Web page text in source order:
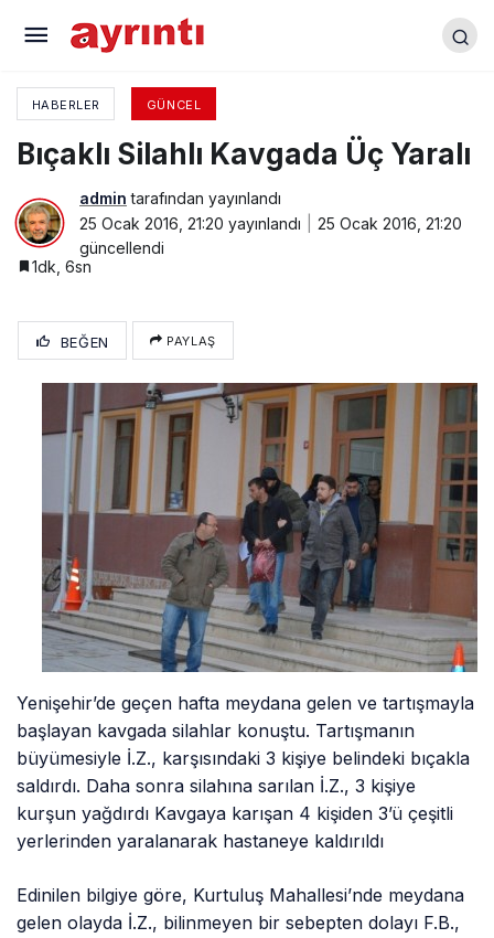
HABERLER GÜNCEL
Bıçaklı Silahlı Kavgada Üç Yaralı
admin tarafından yayınlandı
25 Ocak 2016, 21:20 yayınlandı
25 Ocak 2016, 21:20
güncellendi
1dk, 6sn
BEĞEN PAYLAŞ
Yenişehir’de geçen hafta meydana gelen ve tartışmayla
başlayan kavgada silahlar konuştu. Tartışmanın
büyümesiyle İ.Z., karşısındaki 3 kişiye belindeki bıçakla
saldırdı. Daha sonra silahına sarılan İ.Z., 3 kişiye
kurşun yağdırdı Kavgaya karışan 4 kişiden 3’ü çeşitli
yerlerinden yaralanarak hastaneye kaldırıldı
Edinilen bilgiye göre, Kurtuluş Mahallesi’nde meydana
gelen olayda İ.Z., bilinmeyen bir sebepten dolayı F.B.,
Uzanan Eller Projesi